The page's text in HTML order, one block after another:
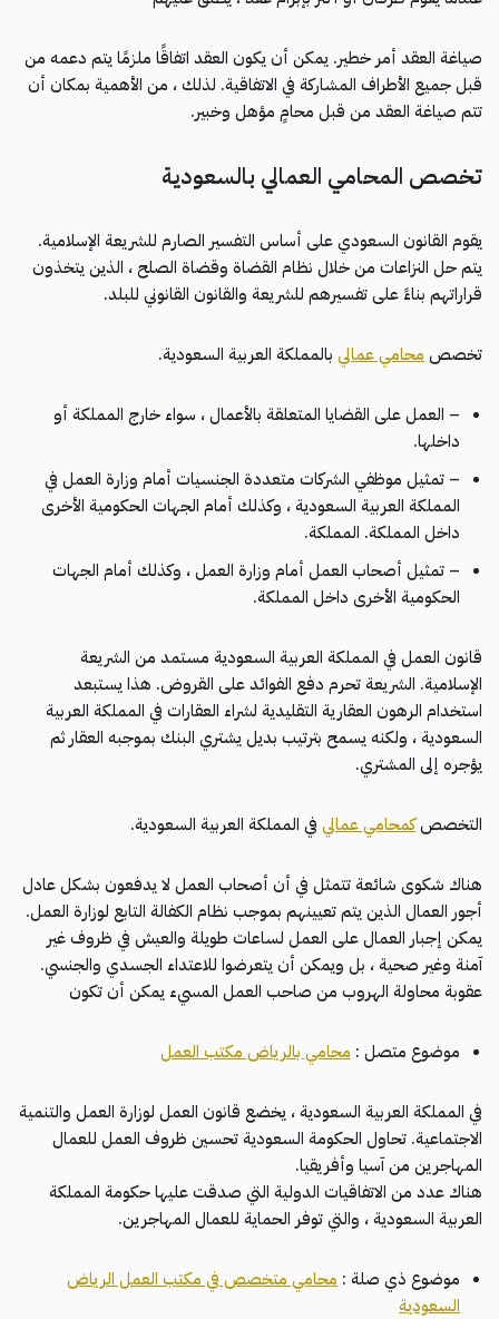
صياغة العقد أمر خطير. يمكن أن يكون العقد اتفاقًا ملزمًا يتم دعمه من
قبل جميع الأطراف المشاركة في الاتفاقية. لذلك ، من الأهمية بمكان أن
تتم صياغة العقد من قبل محامٍ مؤهل وخبير.
تخصص المحامي العمالي بالسعودية
يقوم القانون السعودي على أساس التفسير الصارم للشريعة الإسلامية.
يتم حل النزاعات من خلال نظام القضاة وقضاة الصلح ، الذين يتخذون
قراراتهم بناءً على تفسيرهم للشريعة والقانون القانوني للبلد.
تخصص محامي عمالي بالمملكة العربية السعودية.
– العمل على القضايا المتعلقة بالأعمال ، سواء خارج المملكة أو
داخلها.
– تمثيل موظفي الشركات متعددة الجنسيات أمام وزارة العمل في
المملكة العربية السعودية ، وكذلك أمام الجهات الحكومية الأخرى
داخل المملكة. المملكة.
– تمثيل أصحاب العمل أمام وزارة العمل ، وكذلك أمام الجهات
الحكومية الأخرى داخل المملكة.
قانون العمل في المملكة العربية السعودية مستمد من الشريعة
الإسلامية. الشريعة تحرم دفع الفوائد على القروض. هذا يستبعد
استخدام الرهون العقارية التقليدية لشراء العقارات في المملكة العربية
السعودية ، ولكنه يسمح بترتيب بديل يشتري البنك بموجبه العقار ثم
يؤجره إلى المشتري.
التخصصكمحامي عمالي في المملكة العربية السعودية.
هناك شكوى شائعة تتمثل في أن أصحاب العمل لا يدفعون بشكل عادل
أجور العمال الذين يتم تعيينهم بموجب نظام الكفالة التابع لوزارة العمل.
يمكن إجبار العمال على العمل لساعات طويلة والعيش في ظروف غير
آمنة وغير صحية ، بل ويمكن أن يتعرضوا للاعتداء الجسدي والجنسي.
عقوبة محاولة الهروب من صاحب العمل المسيء يمكن أن تكون
موضوع متصل : محامي بالرياض مكتب العمل
في المملكة العربية السعودية ، يخضع قانون العمل لوزارة العمل والتنمية
الاجتماعية. تحاول الحكومة السعودية تحسين ظروف العمل للعمال
المهاجرين من آسيا وأفريقيا.
هناك عدد من الاتفاقيات الدولية التي صدقت عليها حكومة المملكة
العربية السعودية ، والتي توفر الحماية للعمال المهاجرين.
موضوع ذي صلة : محامي متخصص في مكتب العمل الرياض
السعودية